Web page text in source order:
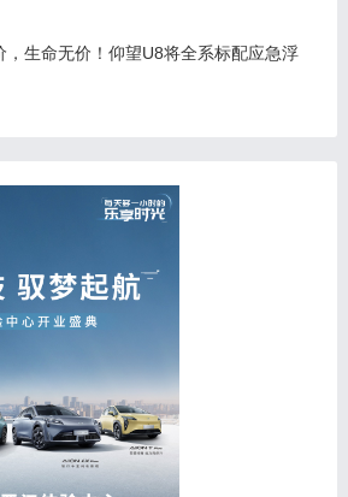
，生命无价！仰望U8将全系标配应急浮